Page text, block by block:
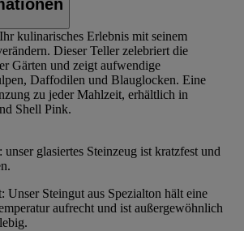
kulinarisches Erlebnis mit seinem
Dieser Teller zelebriert die
Gärten und zeigt aufwendige
Daffodilen und Blauglocken. Eine
zu jeder Mahlzeit, erhältlich in
Shell Pink.
glasiertes Steinzeug ist kratzfest und
Unser Steingut aus Spezialton hält eine
aufrecht und ist außergewöhnlich